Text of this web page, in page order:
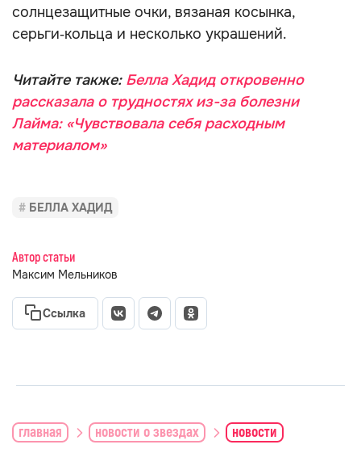
солнцезащитные очки, вязаная косынка,
серьги‑кольца и несколько украшений.
Читайте также: Белла Хадид откровенно
рассказала о трудностях из-за болезни
Лайма: «Чувствовала себя расходным
материалом»
БЕЛЛА ХАДИД
Автор статьи
Максим Мельников
Ссылка
главная новости о звездах новости